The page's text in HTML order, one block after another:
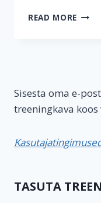
READ MORE
Sisesta oma e-
treeningkava
TASUTA